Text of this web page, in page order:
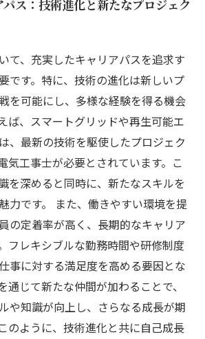
ス：技術進化と新たなプロジェク
て、充実したキャリアパスを追求す
です。特に、技術の進化は新しいプ
を可能にし、多様な経験を得る機会
ば、スマートグリッドや再生可能エ
、最新の技術を駆使したプロジェク
気工事士が必要とされています。こ
を深めると同時に、新たなスキルを
力です。 また、働きやすい環境を提
の定着率が高く、長期的なキャリア
フレキシブルな勤務時間や研修制度
事に対する満足度を高める要因とな
通じて新たな仲間が加わることで、
や知識が向上し、さらなる成長が期
のように、技術進化と共に自己成長